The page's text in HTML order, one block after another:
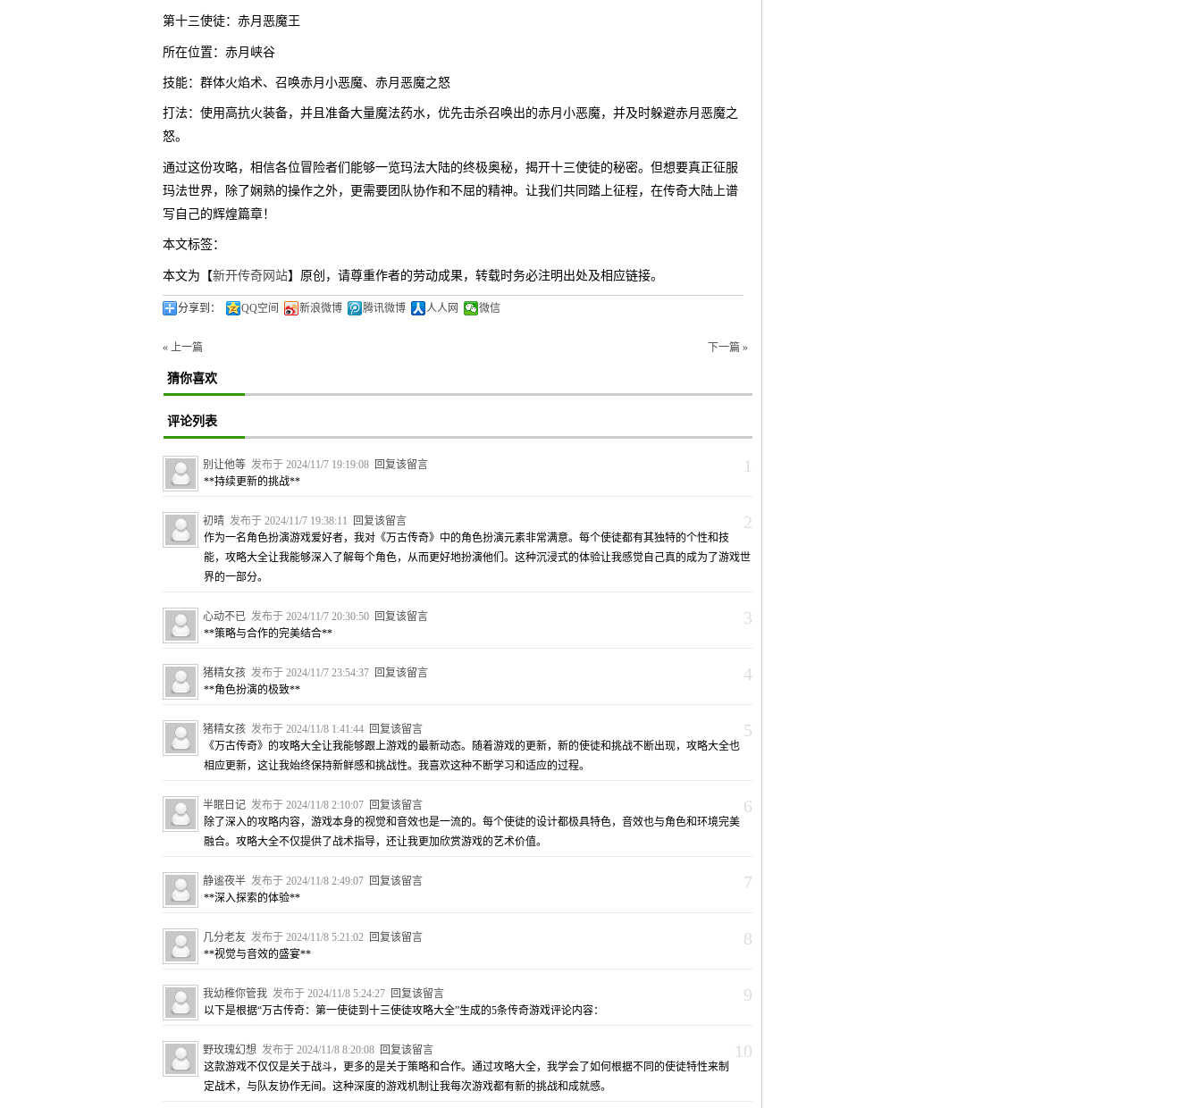
第十三使徒：赤月恶魔王
所在位置：赤月峡谷
技能：群体火焰术、召唤赤月小恶魔、赤月恶魔之怒
打法：使用高抗火装备，并且准备大量魔法药水，优先击杀召唤出的赤月小恶魔，并及时躲避赤月恶魔之
怒。
通过这份攻略，相信各位冒险者们能够一览玛法大陆的终极奥秘，揭开十三使徒的秘密。但想要真正征服
玛法世界，除了娴熟的操作之外，更需要团队协作和不屈的精神。让我们共同踏上征程，在传奇大陆上谱
写自己的辉煌篇章！
本文标签：
本文为【新开传奇网站】原创，请尊重作者的劳动成果，转载时务必注明出处及相应链接。
分享到： QQ空间 新浪微博 腾讯微博 人人网 微信
« 上一篇 下一篇 »
猜你喜欢
评论列表
1
别让他等 发布于 2024/11/7 19:19:08 回复该留言
**持续更新的挑战**
2
初晴 发布于 2024/11/7 19:38:11
回复该留言
作为一名角色扮演游戏爱好者，我对《万古传奇》中的角色扮演元素非常满意。每个使徒都有其独特的个性和技
能，攻略大全让我能够深入了解每个角色，从而更好地扮演他们。这种沉浸式的体验让我感觉自己真的成为了游戏世
界的一部分。
3
心动不已 发布于 2024/11/7 20:30:50 回复该留言
**策略与合作的完美结合**
4
猪精女孩 发布于 2024/11/7 23:54:37 回复该留言
**角色扮演的极致**
5
猪精女孩 发布于 2024/11/8 1:41:44 回复该留言
《万古传奇》的攻略大全让我能够跟上游戏的最新动态。随着游戏的更新，新的使徒和挑战不断出现，攻略大全也
相应更新，这让我始终保持新鲜感和挑战性。我喜欢这种不断学习和适应的过程。
6
半眠日记 发布于 2024/11/8 2:10:07 回复该留言
除了深入的攻略内容，游戏本身的视觉和音效也是一流的。每个使徒的设计都极具特色，音效也与角色和环境完美
融合。攻略大全不仅提供了战术指导，还让我更加欣赏游戏的艺术价值。
7
静谧夜半 发布于 2024/11/8 2:49:07 回复该留言
**深入探索的体验**
8
几分老友 发布于 2024/11/8 5:21:02 回复该留言
**视觉与音效的盛宴**
9
我幼稚你管我 发布于 2024/11/8 5:24:27 回复该留言
以下是根据“万古传奇：第一使徒到十三使徒攻略大全”生成的5条传奇游戏评论内容：
10
野玫瑰幻想 发布于 2024/11/8 8:20:08 回复该留言
这款游戏不仅仅是关于战斗，更多的是关于策略和合作。通过攻略大全，我学会了如何根据不同的使徒特性来制
定战术，与队友协作无间。这种深度的游戏机制让我每次游戏都有新的挑战和成就感。